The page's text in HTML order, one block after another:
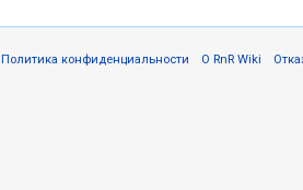
Политика конфиденциальности О RnR Wiki